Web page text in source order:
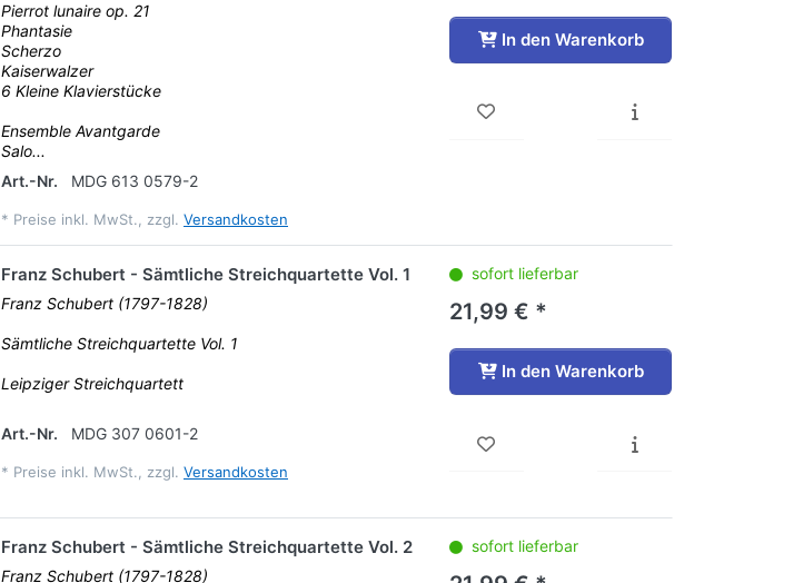
Pierrot lunaire op. 21
Phantasie
Scherzo
Kaiserwalzer
6 Kleine Klavierstücke
Ensemble Avantgarde
Salo...
Art.-Nr.
MDG 613 0579-2
* Preise inkl. MwSt., zzgl. Versandkosten
In den Warenkorb
Franz Schubert - Sämtliche Streichquartette Vol. 1
Franz Schubert (1797-1828)
Sämtliche Streichquartette Vol. 1
Leipziger Streichquartett
Art.-Nr. MDG 307 0601-2
* Preise inkl. MwSt., zzgl. Versandkosten
sofort lieferbar
21,99 € *
In den Warenkorb
Franz Schubert - Sämtliche Streichquartette Vol. 2
Franz Schubert (1797-1828)
sofort lieferbar